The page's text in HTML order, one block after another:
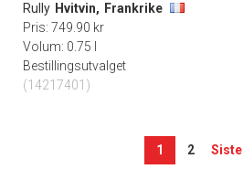
Rully Hvitvin, Frankrike
Pris: 749.90 kr
Volum: 0.75 l
Bestillingsutvalget
(14217401)
1 2 Siste